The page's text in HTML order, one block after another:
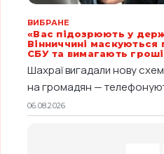
ВИБРАНЕ
«Вас підозрюють у
Вінниччині маскуються
СБУ та вимагають гроші
Шахраї вигадали нову
на громадян —
06.08.2026